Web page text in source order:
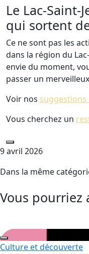
Le Lac-Saint-
qui sortent
Ce ne sont pas les
dans la région du
envie du moment,
passer un
Voir nos
Vous cherchez un
9 avril 2026
Dans la même
Vous pourriez
Culture et découverte